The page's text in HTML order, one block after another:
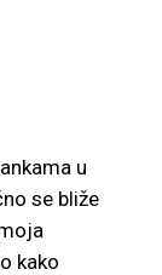
u
se bliže
kako